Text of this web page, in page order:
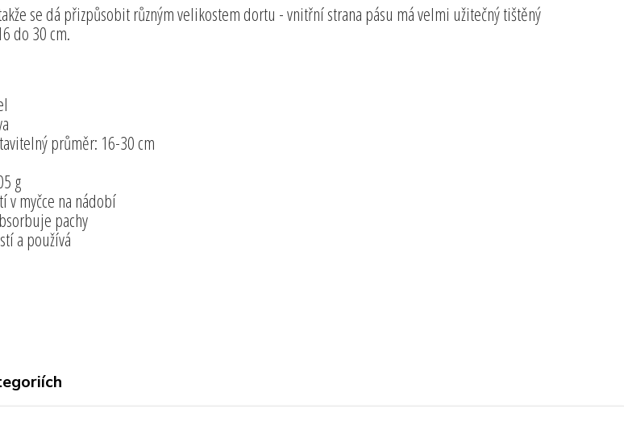
se dá přizpůsobit různým velikostem dortu - vnitřní strana pásu má velmi užitečný tištěný
do 30 cm.
průměr: 16-30 cm
g
v myčce na nádobí
pachy
a používá